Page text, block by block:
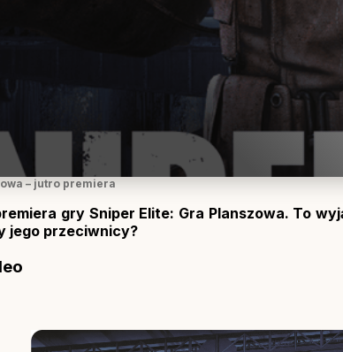
– jutro premiera
gry Sniper Elite: Gra Planszowa. To
jego przeciwnicy?